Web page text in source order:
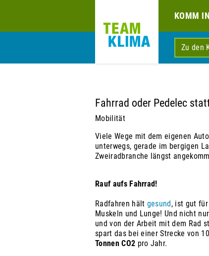
KOMM
Zu den
Fahrrad oder Pedelec
Mobilität
Viele Wege mit dem eigenen
unterwegs, gerade im bergigen
Zweiradbranche längst
Rauf aufs Fahrrad!
Radfahren hält gesund, ist gut
Muskeln und Lunge! Und nicht
und von der Arbeit mit dem Rad
spart das bei einer Strecke von
Tonnen CO2 pro Jahr.